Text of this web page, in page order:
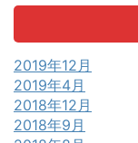
2019年12月
2019年4月
2018年12月
2018年9月